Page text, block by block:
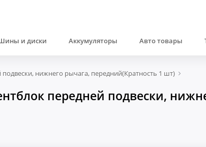
и диски Аккумуляторы Авто товары
нижнего рычага, передний(Кратность 1 шт)
передней подвески,